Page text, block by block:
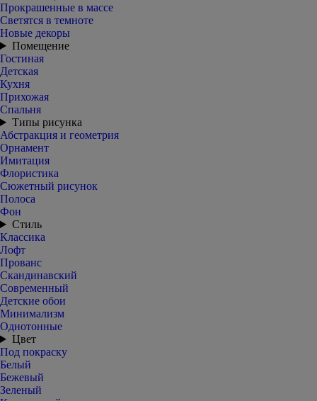
Прокрашенные в массе
Светятся в темноте
Новые декоры
Помещение
Гостиная
Детская
Кухня
Прихожая
Спальня
Типы рисунка
Абстракция и геометрия
Орнамент
Имитация
Флористика
Сюжетный рисунок
Полоса
Фон
Стиль
Классика
Лофт
Прованс
Скандинавский
Современный
Детские обои
Минимализм
Однотонные
Цвет
Под покраску
Белый
Бежевый
Зеленый